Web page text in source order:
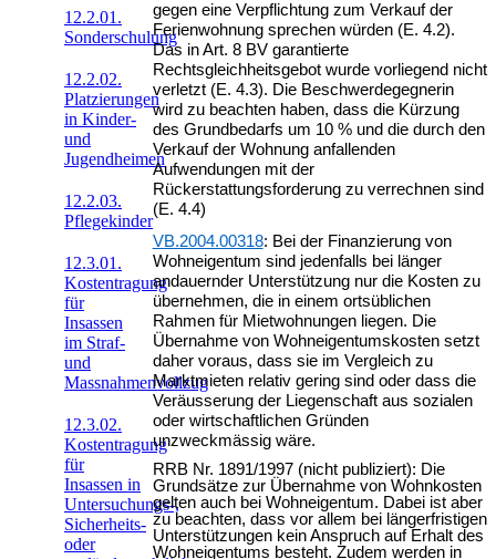
12.2.01.
Sonderschulung
12.2.02.
Platzierungen
in Kinder-
und
Jugendheimen
12.2.03.
Pflegekinder
12.3.01.
Kostentragung
für
Insassen
im Straf-
und
Massnahmenvollzug
12.3.02.
Kostentragung
für
Insassen in
Untersuchungs-,
Sicherheits-
oder
gegen eine Verpflichtung zum Verkauf der
Ferienwohnung sprechen würden (E. 4.2).
Das in Art. 8 BV garantierte
Rechtsgleichheitsgebot wurde vorliegend nicht
verletzt (E. 4.3). Die Beschwerdegegnerin
wird zu beachten haben, dass die Kürzung
des Grundbedarfs um 10 % und die durch den
Verkauf der Wohnung anfallenden
Aufwendungen mit der
Rückerstattungsforderung zu verrechnen sind
(E. 4.4)
VB.2004.00318: Bei der Finanzierung von
Wohneigentum sind jedenfalls bei länger
andauernder Unterstützung nur die Kosten zu
übernehmen, die in einem ortsüblichen
Rahmen für Mietwohnungen liegen. Die
Übernahme von Wohneigentumskosten setzt
daher voraus, dass sie im Vergleich zu
Marktmieten relativ gering sind oder dass die
Veräusserung der Liegenschaft aus sozialen
oder wirtschaftlichen Gründen
unzweckmässig wäre.
RRB Nr. 1891/1997 (nicht publiziert): Die
Grundsätze zur Übernahme von Wohnkosten
gelten auch bei Wohneigentum. Dabei ist aber
zu beachten, dass vor allem bei längerfristigen
Unterstützungen kein Anspruch auf Erhalt des
Wohneigentums besteht. Zudem werden in